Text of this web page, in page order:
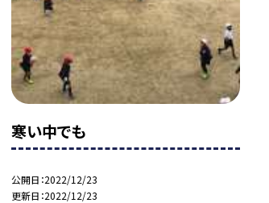
寒い中でも
公開日 2022/12/23
更新日 2022/12/23